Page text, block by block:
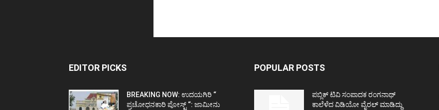
EDITOR PICKS
BREAKING NOW: ಉದಯಗಿರಿ “
ಪ್ರಚೋಧನಕಾರಿ ಪೋಸ್ಟ್‌ “: ಜಾಮೀನು
POPULAR POSTS
ಪಬ್ಲಿಕ್ ಟಿವಿ ಸಂಪಾದಕ ರಂಗನಾಥ್
ಕಾಲೆಳೆದ ವಿಡಿಯೋ ವೈರಲ್ ಮಾಡಿದ್ದು